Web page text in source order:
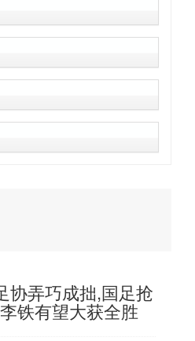
协弄巧成拙,国足抢
铁有望大获全胜